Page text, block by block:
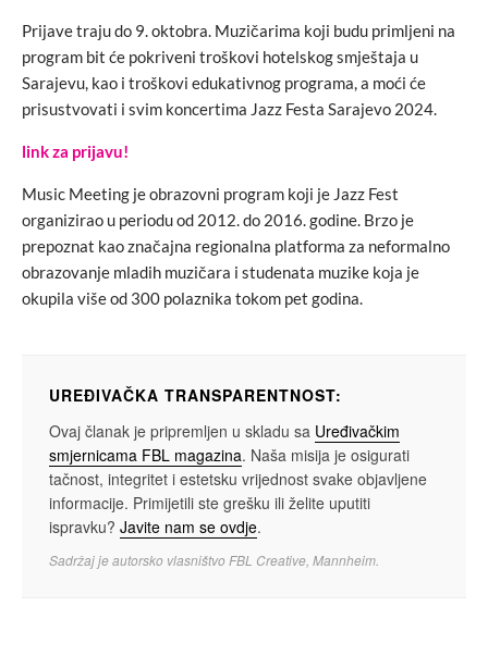
Prijave traju do 9. oktobra. Muzičarima koji budu primljeni na
program bit će pokriveni troškovi hotelskog smještaja u
Sarajevu, kao i troškovi edukativnog programa, a moći će
prisustvovati i svim koncertima Jazz Festa Sarajevo 2024.
link za prijavu!
Music Meeting je obrazovni program koji je Jazz Fest
organizirao u periodu od 2012. do 2016. godine. Brzo je
prepoznat kao značajna regionalna platforma za neformalno
obrazovanje mladih muzičara i studenata muzike koja je
okupila više od 300 polaznika tokom pet godina.
UREĐIVAČKA TRANSPARENTNOST:
Ovaj članak je pripremljen u skladu sa Uređivačkim
smjernicama FBL magazina. Naša misija je osigurati
tačnost, integritet i estetsku vrijednost svake objavljene
informacije. Primijetili ste grešku ili želite uputiti
ispravku? Javite nam se ovdje.
Sadržaj je autorsko vlasništvo FBL Creative, Mannheim.